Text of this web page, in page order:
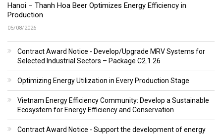
Hanoi – Thanh Hoa Beer Optimizes Energy Efficiency in
Production
05/08/2026
Contract Award Notice - Develop/Upgrade MRV Systems for
Selected Industrial Sectors – Package C2.1.26
Optimizing Energy Utilization in Every Production Stage
Vietnam Energy Efficiency Community: Develop a Sustainable
Ecosystem for Energy Efficiency and Conservation
Contract Award Notice - Support the development of energy